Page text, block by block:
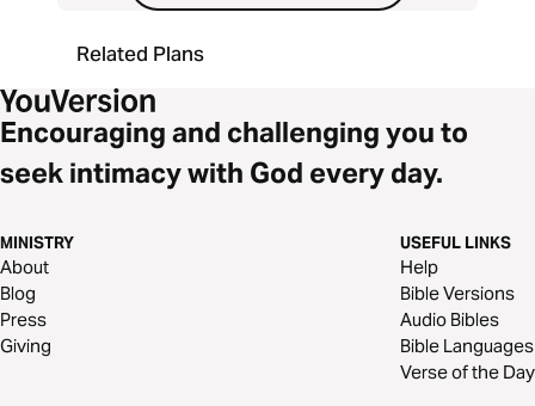
Related Plans
Encouraging and challenging you to
seek intimacy with God every day.
MINISTRY
About
Blog
Press
Giving
USEFUL LINKS
Help
Bible Versions
Audio Bibles
Bible Languages
Verse of the Day